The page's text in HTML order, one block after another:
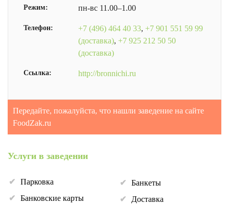
Режим: пн-вс 11.00–1.00
Телефон: +7 (496) 464 40 33, +7 901 551 59 99
(доставка), +7 925 212 50 50
(доставка)
Ссылка: http://bronnichi.ru
Передайте, пожалуйста, что нашли заведение на сайте
FoodZak.ru
Услуги в заведении
Парковка
Банковские карты
Банкеты
Доставка